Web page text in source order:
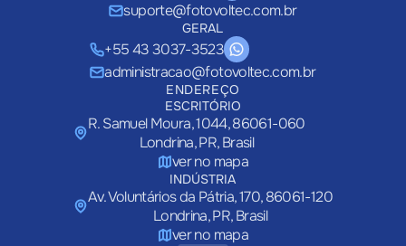
suporte@fotovoltec.com.br
GERAL
+55 43 3037-3523
administracao@fotovoltec.com.br
ENDEREÇO
ESCRITÓRIO
R. Samuel Moura, 1044, 86061-060
Londrina, PR, Brasil
ver no mapa
INDÚSTRIA
Av. Voluntários da Pátria, 170, 86061-120
Londrina, PR, Brasil
ver no mapa